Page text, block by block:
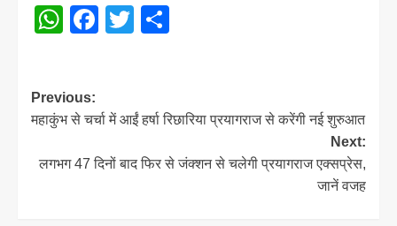
WhatsApp
Facebook
Twitter
Post
navigation
Previous:
महाकुंभ से चर्चा में आईं हर्षा रिछारिया प्रयागराज से करेंगी नई शुरुआत
Next:
लगभग 47 दिनों बाद फिर से जंक्शन से चलेगी प्रयागराज एक्सप्रेस,
जानें वजह